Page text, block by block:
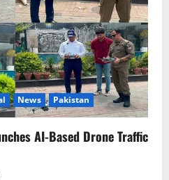
News Pakistan
AI-Based Drone Traffic